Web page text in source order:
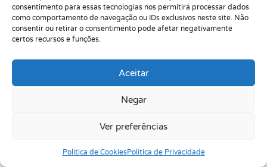
consentimento para essas tecnologias nos permitirá processar dados
como comportamento de navegação ou IDs exclusivos neste site. Não
consentir ou retirar o consentimento pode afetar negativamente
certos recursos e funções.
Aceitar
Negar
Ver preferências
Política de CookiesPolítica de Privacidade